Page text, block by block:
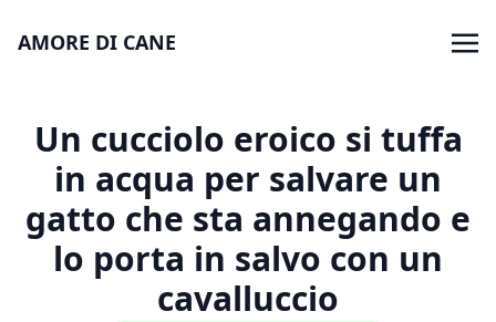
AMORE DI CANE
Un cucciolo eroico si tuffa
in acqua per salvare un
gatto che sta annegando e
lo porta in salvo con un
cavalluccio